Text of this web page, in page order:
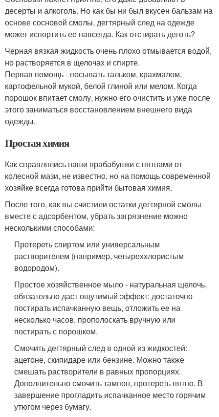
десерты и алкоголь. Но как бы ни был вкусен бальзам на
основе сосновой смолы, дегтярный след на одежде
может испортить ее навсегда. Как отстирать деготь?
Черная вязкая жидкость очень плохо отмывается водой,
но растворяется в щелочах и спирте.
Первая помощь - посыпать тальком, крахмалом,
картофельной мукой, белой глиной или мелом. Когда
порошок впитает смолу, нужно его очистить и уже после
этого заниматься восстановлением внешнего вида
одежды.
Простая химия
Как справлялись наши прабабушки с пятнами от
колесной мази, не известно, но на помощь современной
хозяйке всегда готова прийти бытовая химия.
После того, как вы счистили остатки дегтярной смолы
вместе с адсорбентом, убрать загрязнение можно
несколькими способами:
Протереть спиртом или универсальным
растворителем (например, четыреххлористым
водородом).
Простое хозяйственное мыло - натуральная щелочь,
обязательно даст ощутимый эффект: достаточно
постирать испачканную вещь, отложить ее на
несколько часов, прополоскать вручную или
постирать с порошком.
Смочить дегтярный след в одной из жидкостей:
ацетоне, скипидаре или бензине. Можно также
смешать растворители в равных пропорциях.
Дополнительно смочить тампон, протереть пятно. В
завершение прогладить испачканное место горячим
утюгом через бумагу.